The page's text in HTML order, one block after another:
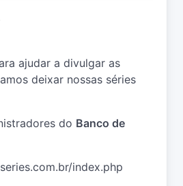
ajudar a divulgar as
deixar nossas séries
do Banco de
index.php